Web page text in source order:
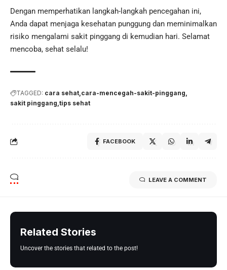
Dengan memperhatikan langkah-langkah pencegahan ini,
Anda dapat menjaga kesehatan punggung dan meminimalkan
risiko mengalami sakit pinggang di kemudian hari. Selamat
mencoba, sehat selalu!
TAGGED: cara sehat cara-mencegah-sakit-pinggang
sakit pinggang tips sehat
FACEBOOK
LEAVE A COMMENT
Related Stories
Uncover the stories that related to the post!